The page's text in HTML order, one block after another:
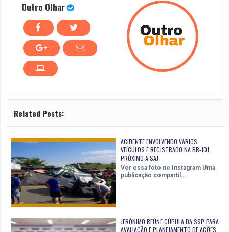
Outro Olhar
Related Posts:
ACIDENTE ENVOLVENDO VÁRIOS
VEÍCULOS É REGISTRADO NA BR-101,
PRÓXIMO A SAJ
Ver essa foto no Instagram Uma
publicação compartil…
JERÔNIMO REÚNE CÚPULA DA SSP PARA
AVALIAÇÃO E PLANEJAMENTO DE AÇÕES